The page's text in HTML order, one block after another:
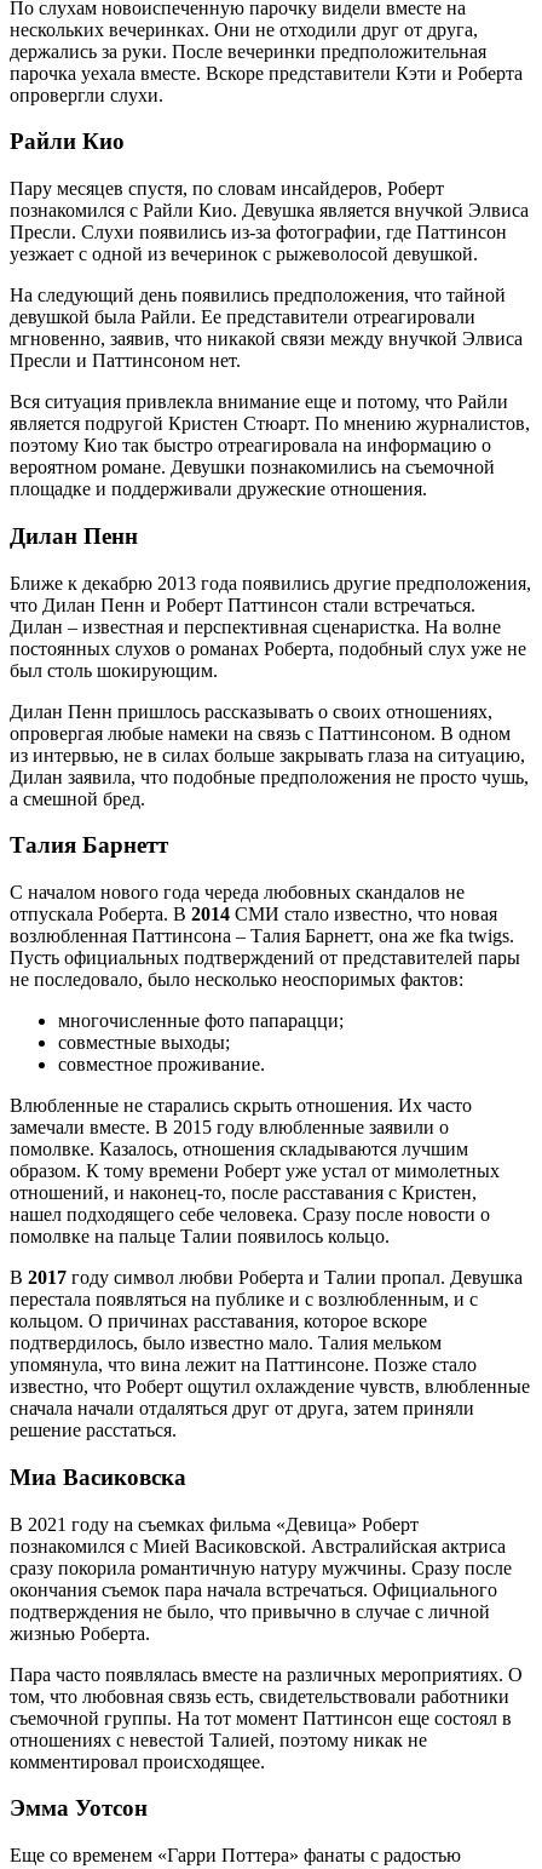
По слухам новоиспеченную парочку видели вместе на
нескольких вечеринках. Они не отходили друг от друга,
держались за руки. После вечеринки предположительная
парочка уехала вместе. Вскоре представители Кэти и Роберта
опровергли слухи.
Райли Кио
Пару месяцев спустя, по словам инсайдеров, Роберт
познакомился с Райли Кио. Девушка является внучкой Элвиса
Пресли. Слухи появились из-за фотографии, где Паттинсон
уезжает с одной из вечеринок с рыжеволосой девушкой.
На следующий день появились предположения, что тайной
девушкой была Райли. Ее представители отреагировали
мгновенно, заявив, что никакой связи между внучкой Элвиса
Пресли и Паттинсоном нет.
Вся ситуация привлекла внимание еще и потому, что Райли
является подругой Кристен Стюарт. По мнению журналистов,
поэтому Кио так быстро отреагировала на информацию о
вероятном романе. Девушки познакомились на съемочной
площадке и поддерживали дружеские отношения.
Дилан Пенн
Ближе к декабрю 2013 года появились другие предположения,
что Дилан Пенн и Роберт Паттинсон стали встречаться.
Дилан – известная и перспективная сценаристка. На волне
постоянных слухов о романах Роберта, подобный слух уже не
был столь шокирующим.
Дилан Пенн пришлось рассказывать о своих отношениях,
опровергая любые намеки на связь с Паттинсоном. В одном
из интервью, не в силах больше закрывать глаза на ситуацию,
Дилан заявила, что подобные предположения не просто чушь,
а смешной бред.
Талия Барнетт
С началом нового года череда любовных скандалов не
отпускала Роберта. В 2014 СМИ стало известно, что новая
возлюбленная Паттинсона – Талия Барнетт, она же fka twigs.
Пусть официальных подтверждений от представителей пары
не последовало, было несколько неоспоримых фактов:
многочисленные фото папарацци;
совместные выходы;
совместное проживание.
Влюбленные не старались скрыть отношения. Их часто
замечали вместе. В 2015 году влюбленные заявили о
помолвке. Казалось, отношения складываются лучшим
образом. К тому времени Роберт уже устал от мимолетных
отношений, и наконец-то, после расставания с Кристен,
нашел подходящего себе человека. Сразу после новости о
помолвке на пальце Талии появилось кольцо.
В 2017 году символ любви Роберта и Талии пропал. Девушка
перестала появляться на публике и с возлюбленным, и с
кольцом. О причинах расставания, которое вскоре
подтвердилось, было известно мало. Талия мельком
упомянула, что вина лежит на Паттинсоне. Позже стало
известно, что Роберт ощутил охлаждение чувств, влюбленные
сначала начали отдаляться друг от друга, затем приняли
решение расстаться.
Миа Васиковска
В 2021 году на съемках фильма «Девица» Роберт
познакомился с Мией Васиковской. Австралийская актриса
сразу покорила романтичную натуру мужчины. Сразу после
окончания съемок пара начала встречаться. Официального
подтверждения не было, что привычно в случае с личной
жизнью Роберта.
Пара часто появлялась вместе на различных мероприятиях. О
том, что любовная связь есть, свидетельствовали работники
съемочной группы. На тот момент Паттинсон еще состоял в
отношениях с невестой Талией, поэтому никак не
комментировал происходящее.
Эмма Уотсон
Еще со временем «Гарри Поттера» фанаты с радостью